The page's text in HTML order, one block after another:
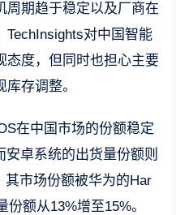
周期趋于稳定以及厂商在
TechInsights对中国智能
态度，但同时也担心主要
存调整。
在中国市场的份额稳定
卓系统的出货量份额则
其市场份额被华为的Har
额从13%增至15%。